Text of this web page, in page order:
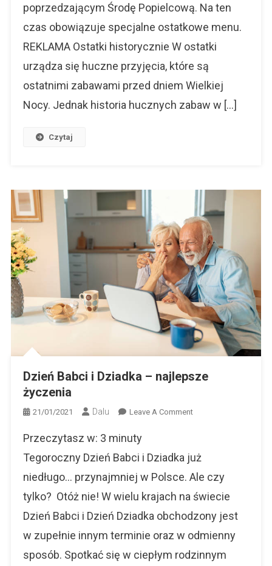
poprzedzającym Środę Popielcową. Na ten
czas obowiązuje specjalne ostatkowe menu.
REKLAMA Ostatki historycznie W ostatki
urządza się huczne przyjęcia, które są
ostatnimi zabawami przed dniem Wielkiej
Nocy. Jednak historia hucznych zabaw w […]
Czytaj
Dzień Babci i Dziadka – najlepsze
życzenia
21/01/2021 Dalu Leave A CommentOn
I
–
Najlepsze
Przeczytasz w: 3 minuty
Tegoroczny Dzień Babci i Dziadka już
niedługo… przynajmniej w Polsce. Ale czy
tylko? Otóż nie! W wielu krajach na świecie
Dzień Babci i Dzień Dziadka obchodzony jest
w zupełnie innym terminie oraz w odmienny
sposób. Spotkać się w ciepłym rodzinnym